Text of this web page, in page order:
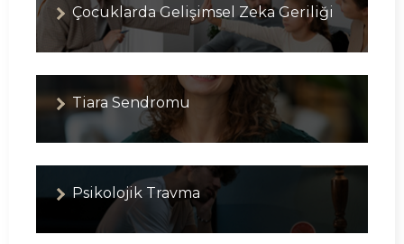
Çocuklarda Gelişimsel Zeka Geriliği
Tiara Sendromu
Psikolojik Travma